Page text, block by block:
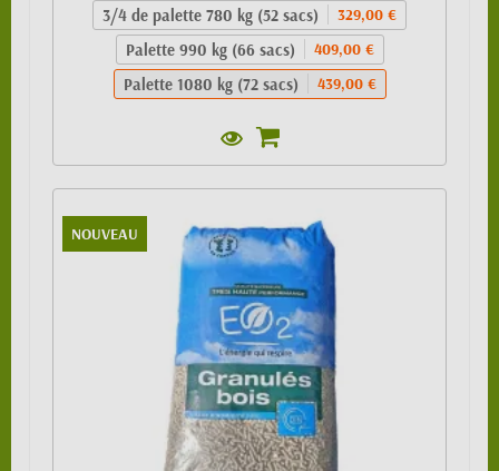
3/4 de palette 780 kg (52 sacs) 329,00 €
Palette 990 kg (66 sacs) 409,00 €
Palette 1080 kg (72 sacs) 439,00 €
NOUVEAU